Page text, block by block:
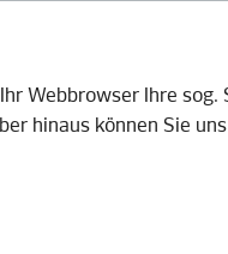
Webbrowser Ihre
hinaus können Sie